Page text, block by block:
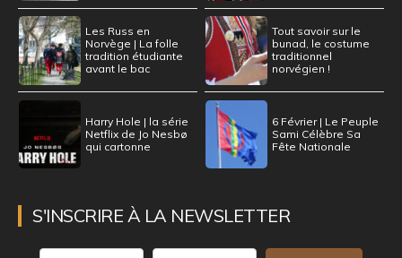
Les Russ en
Norvège | La folle
tradition étudiante
avant le bac
Tout savoir sur le
bunad, le costume
traditionnel
norvégien !
Harry Hole | la série
Netflix de Jo Nesbø
qui cartonne
6 Février | Le Peuple
Sami Célèbre Sa
Fête Nationale
S'INSCRIRE À LA NEWSLETTER